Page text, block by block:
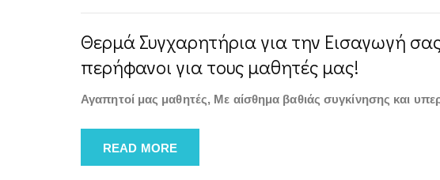
Θερμά Συγχαρητήρια για την Εισαγωγή
περήφανοι για τους μαθητές μας!
Αγαπητοί μας μαθητές, Με αίσθημα βαθιάς συγκίνησης και
READ MORE